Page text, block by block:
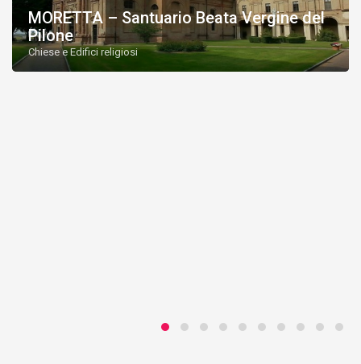
MORETTA – Santuario Beata Vergine del
Pilone
Chiese e Edifici religiosi